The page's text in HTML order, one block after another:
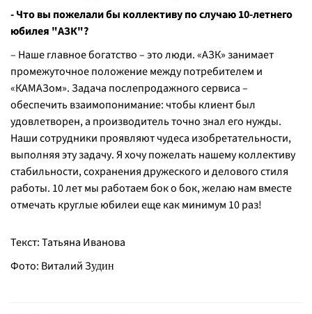
- Что вы пожелали бы коллективу по случаю 10-летнего
юбилея "АЗК"?
– Наше главное богатство – это люди. «АЗК» занимает
промежуточное положение между потребителем и
«КАМАЗом». Задача послепродажного сервиса –
обеспечить взаимопонимание: чтобы клиент был
удовлетворен, а производитель точно знал его нужды.
Наши сотрудники проявляют чудеса изобретательности,
выполняя эту задачу. Я хочу пожелать нашему коллективу
стабильности, сохранения дружеского и делового стиля
работы. 10 лет мы работаем бок о бок, желаю нам вместе
отмечать круглые юбилеи еще как минимум 10 раз!
Текст: Татьяна Иванова
Фото: Виталий Зудин